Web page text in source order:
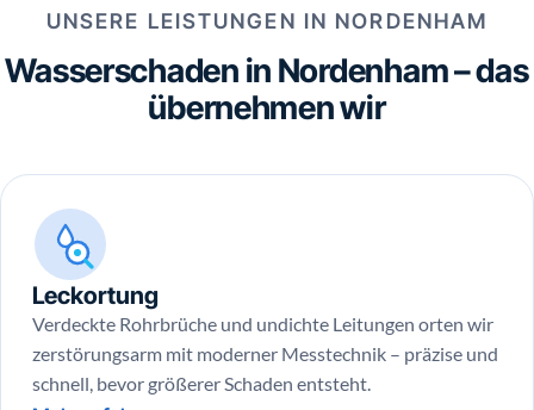
UNSERE LEISTUNGEN IN NORDENHAM
Wasserschaden in Nordenham – das
übernehmen wir
Leckortung
Verdeckte Rohrbrüche und undichte Leitungen orten wir
zerstörungsarm mit moderner Messtechnik – präzise und
schnell, bevor größerer Schaden entsteht.